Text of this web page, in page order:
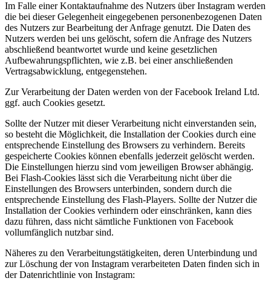
Im Falle einer Kontaktaufnahme des Nutzers über Instagram werden
die bei dieser Gelegenheit eingegebenen personenbezogenen Daten
des Nutzers zur Bearbeitung der Anfrage genutzt. Die Daten des
Nutzers werden bei uns gelöscht, sofern die Anfrage des Nutzers
abschließend beantwortet wurde und keine gesetzlichen
Aufbewahrungspflichten, wie z.B. bei einer anschließenden
Vertragsabwicklung, entgegenstehen.
Zur Verarbeitung der Daten werden von der Facebook Ireland Ltd.
ggf. auch Cookies gesetzt.
Sollte der Nutzer mit dieser Verarbeitung nicht einverstanden sein,
so besteht die Möglichkeit, die Installation der Cookies durch eine
entsprechende Einstellung des Browsers zu verhindern. Bereits
gespeicherte Cookies können ebenfalls jederzeit gelöscht werden.
Die Einstellungen hierzu sind vom jeweiligen Browser abhängig.
Bei Flash-Cookies lässt sich die Verarbeitung nicht über die
Einstellungen des Browsers unterbinden, sondern durch die
entsprechende Einstellung des Flash-Players. Sollte der Nutzer die
Installation der Cookies verhindern oder einschränken, kann dies
dazu führen, dass nicht sämtliche Funktionen von Facebook
vollumfänglich nutzbar sind.
Näheres zu den Verarbeitungstätigkeiten, deren Unterbindung und
zur Löschung der von Instagram verarbeiteten Daten finden sich in
der Datenrichtlinie von Instagram: